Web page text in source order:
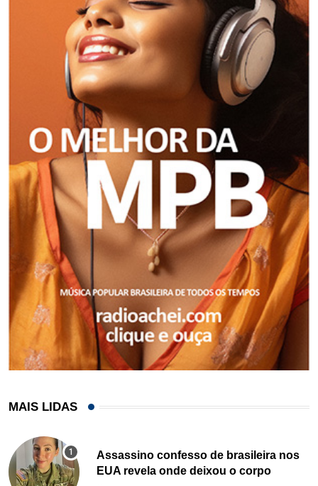
MAIS LIDAS
Assassino confesso de brasileira nos
EUA revela onde deixou o corpo